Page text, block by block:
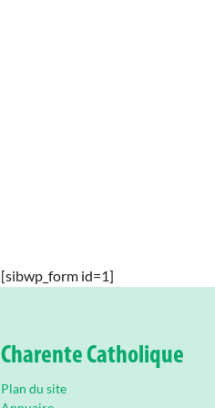
[sibwp_form id=1]
Charente Catholique
Plan du site